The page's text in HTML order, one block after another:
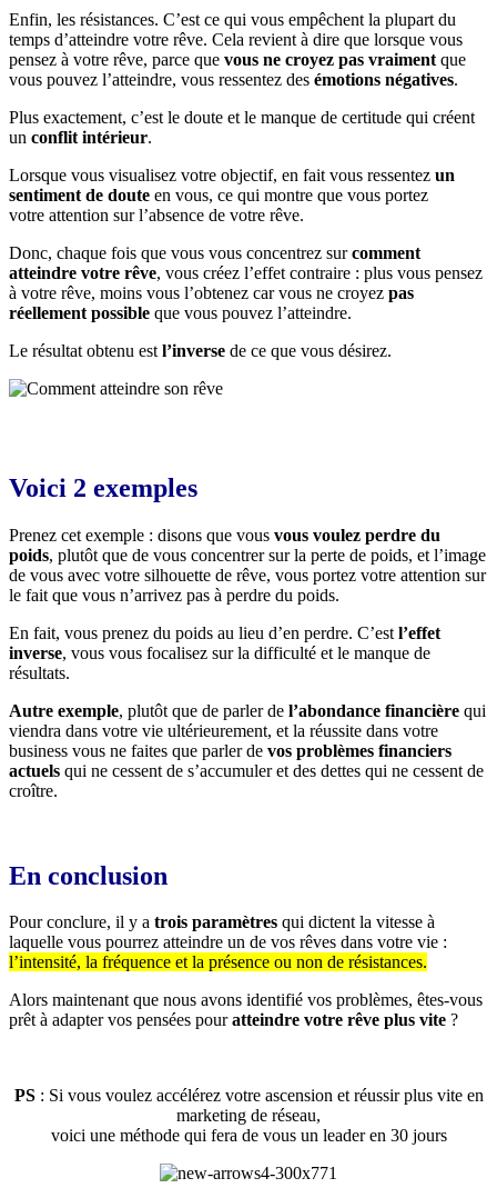
Enfin, les résistances. C’est ce qui vous empêchent la plupart du
temps d’atteindre votre rêve. Cela revient à dire que lorsque vous
pensez à votre rêve, parce que vous ne croyez pas vraiment que
vous pouvez l’atteindre, vous ressentez des émotions négatives.
Plus exactement, c’est le doute et le manque de certitude qui créent
un conflit intérieur.
Lorsque vous visualisez votre objectif, en fait vous ressentez un
sentiment de doute en vous, ce qui montre que vous portez
votre attention sur l’absence de votre rêve.
Donc, chaque fois que vous vous concentrez surcomment
atteindre votre rêve, vous créez l’effet contraire : plus vous pensez
à votre rêve, moins vous l’obtenez car vous ne croyez pas
réellement possible que vous pouvez l’atteindre.
Le résultat obtenu est l’inverse de ce que vous désirez.
Voici 2 exemples
Prenez cet exemple : disons que vous vous voulez perdre du
poids, plutôt que de vous concentrer sur la perte de poids, et l’image
de vous avec votre silhouette de rêve, vous portez votre attention sur
le fait que vous n’arrivez pas à perdre du poids.
En fait, vous prenez du poids au lieu d’en perdre. C’est l’effet
inverse, vous vous focalisez sur la difficulté et le manque de
résultats.
Autre exemple, plutôt que de parler de l’abondance financière qui
viendra dans votre vie ultérieurement, et la réussite dans votre
business vous ne faites que parler de vos problèmes financiers
actuels qui ne cessent de s’accumuler et des dettes qui ne cessent de
croître.
En conclusion
Pour conclure, il y a trois paramètres qui dictent la vitesse à
laquelle vous pourrez atteindre un de vos rêves dans votre vie :
l’intensité, la fréquence et la présence ou non de résistances.
Alors maintenant que nous avons identifié vos problèmes, êtes-vous
prêt à adapter vos pensées pouratteindre votre rêve plus vite ?
PS: Si vous voulez accélérez votre ascension et réussir plus vite en
marketing de réseau,
voici une méthode qui fera de vous un leader en 30 jours